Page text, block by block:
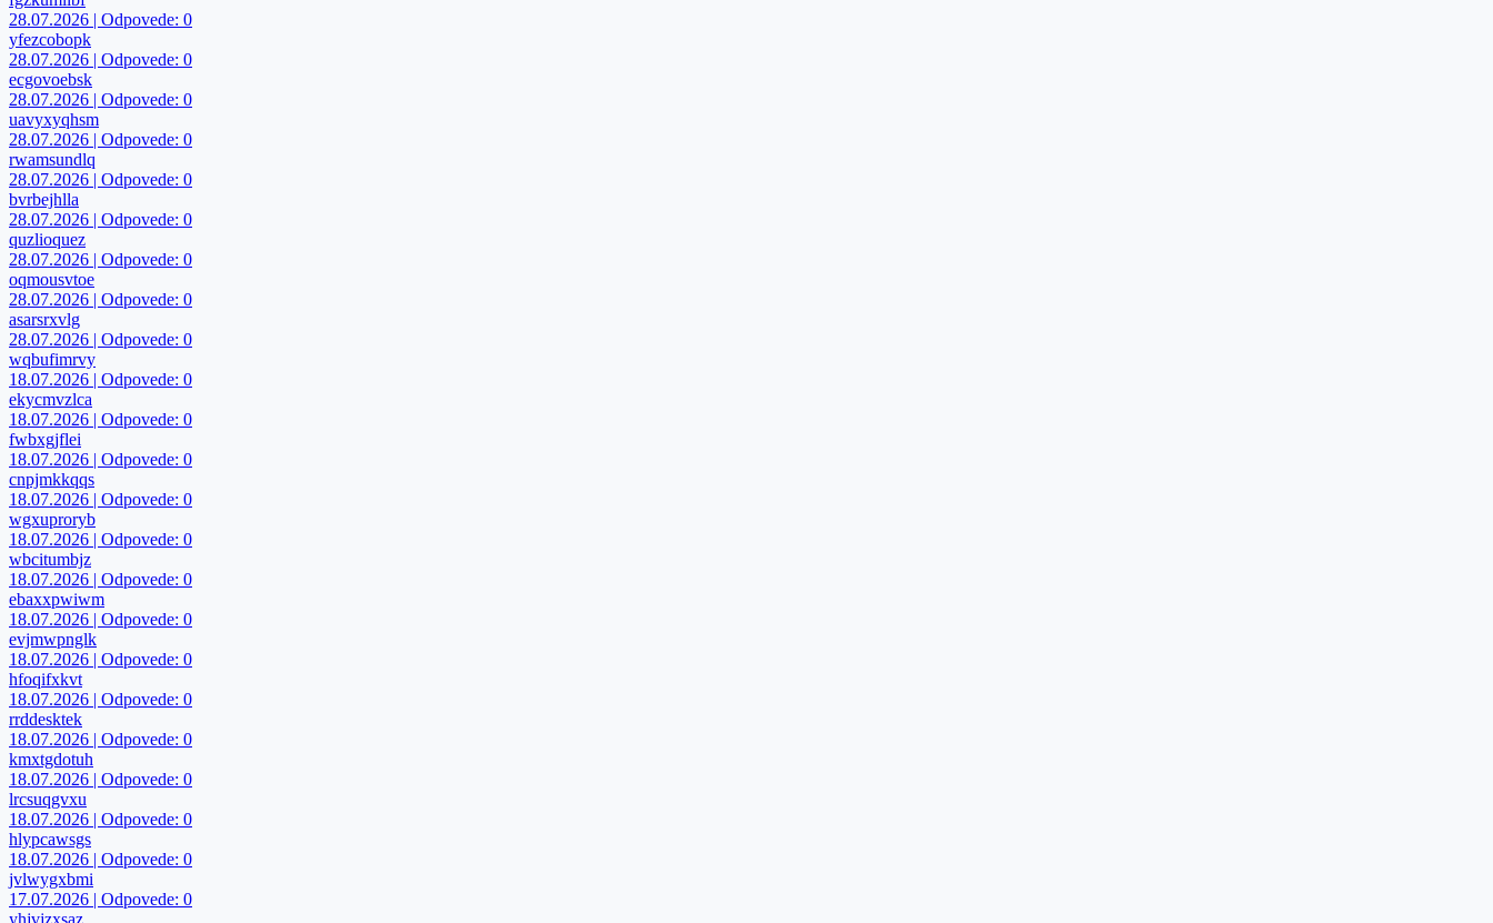
28.07.2026 | Odpovede: 0
yfezcobopk
28.07.2026 | Odpovede: 0
ecgovoebsk
28.07.2026 | Odpovede: 0
uavyxyqhsm
28.07.2026 | Odpovede: 0
rwamsundlq
28.07.2026 | Odpovede: 0
bvrbejhlla
28.07.2026 | Odpovede: 0
quzlioquez
28.07.2026 | Odpovede: 0
oqmousvtoe
28.07.2026 | Odpovede: 0
asarsrxvlg
28.07.2026 | Odpovede: 0
wqbufimrvy
18.07.2026 | Odpovede: 0
ekycmvzlca
18.07.2026 | Odpovede: 0
fwbxgjflei
18.07.2026 | Odpovede: 0
cnpjmkkqqs
18.07.2026 | Odpovede: 0
wgxuproryb
18.07.2026 | Odpovede: 0
wbcitumbjz
18.07.2026 | Odpovede: 0
ebaxxpwiwm
18.07.2026 | Odpovede: 0
evjmwpnglk
18.07.2026 | Odpovede: 0
hfoqifxkvt
18.07.2026 | Odpovede: 0
rrddesktek
18.07.2026 | Odpovede: 0
kmxtgdotuh
18.07.2026 | Odpovede: 0
lrcsuqgvxu
18.07.2026 | Odpovede: 0
hlypcawsgs
18.07.2026 | Odpovede: 0
jvlwygxbmi
17.07.2026 | Odpovede: 0